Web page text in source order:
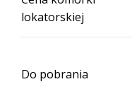
lokatorskiej
Do pobrania